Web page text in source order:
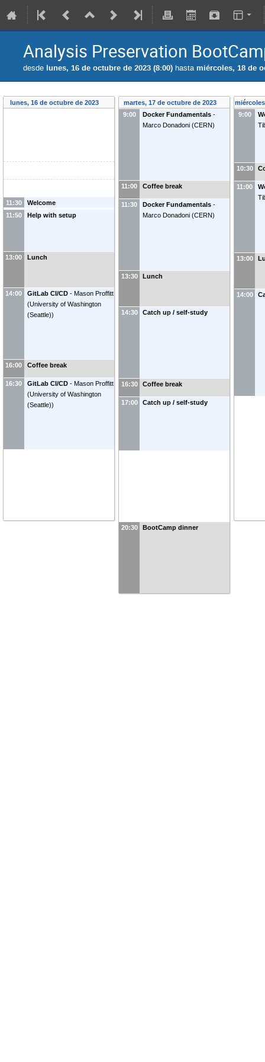
Analysis Preservation
desde lunes, 16 de octubre de 2023 (8:00) hastamiércoles, 18 de
lunes, 16 de octubre de 2023
11:30
Welcome
11:50
Help with setup
13:00 Lunch
14:00 GitLab CI/CD - Mason Proffitt
(University of Washington
(Seattle))
16:00 Coffee break
16:30 GitLab CI/CD - Mason Proffitt
(University of Washington
(Seattle))
martes, 17 de octubre de 2023
9:00
Docker Fundamentals -
Marco Donadoni (CERN)
11:00 Coffee break
11:30 Docker Fundamentals -
Marco Donadoni (CERN)
13:30 Lunch
14:30 Catch up / self-study
16:30 Coffee break
17:00 Catch up / self-study
20:30 BootCamp dinner
9:00
10:30
11:00
13:00
14:00